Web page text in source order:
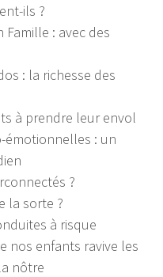
ils ?
Famille : avec des
: la richesse des
à prendre leur envol
émotionnelles : un
?
la sorte ?
à risque
nos enfants ravive les
nôtre